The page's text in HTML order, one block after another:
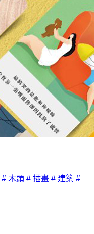
# 木頭 # 插畫 # 建築 #